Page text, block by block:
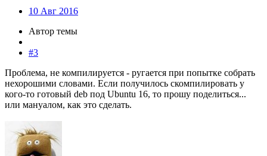
10 Авг 2016
Автор темы
#3
Проблема, не компилируется - ругается при попытке собрать
нехорошими словами. Если получилось скомпилировать у
кого-то готовый deb под Ubuntu 16, то прошу поделиться...
или мануалом, как это сделать.